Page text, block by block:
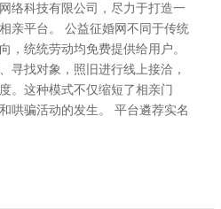
络科技有限公司，尽力于打造一
亲平台。 公益征婚网不同于传统
，统统劳动均免费提供给用户。
寻找对象，照旧进行线上接洽，
。这种模式不仅缩短了相亲门
哄骗活动的发生。 平台遴荐实名